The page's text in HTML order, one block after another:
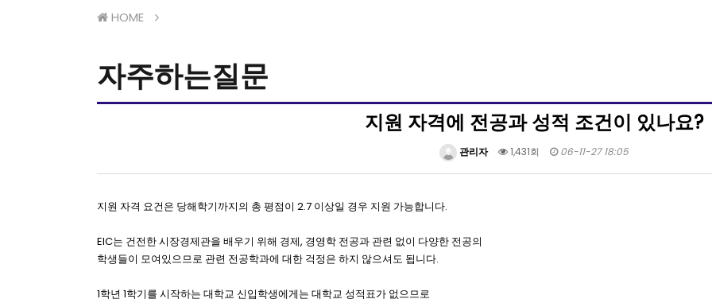
HOME
자주하는질문
지원 자격에 전공과 성적 조건이 있나요?
관리자 1,431회 06-11-27 18:05
지원 자격 요건은 당해학기까지의 총 평점이 2.7 이상일 경우 지원 가능합니다.
EIC는 건전한 시장경제관을 배우기 위해 경제, 경영학 전공과 관련 없이 다양한 전공의
학생들이 모여있으므로 관련 전공학과에 대한 걱정은 하지 않으셔도 됩니다.
1학년 1학기를 시작하는 대학교 신입학생에게는 대학교 성적표가 없으므로